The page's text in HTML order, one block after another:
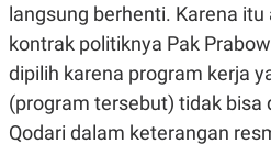
langsung berhenti. Karena itu
kontrak politiknya Pak
dipilih karena program kerja
(program tersebut) tidak bisa
Qodari dalam keterangan